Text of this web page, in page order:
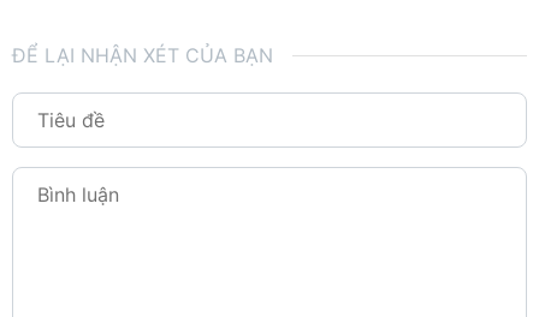
ĐỂ LẠI NHẬN XÉT CỦA BẠN